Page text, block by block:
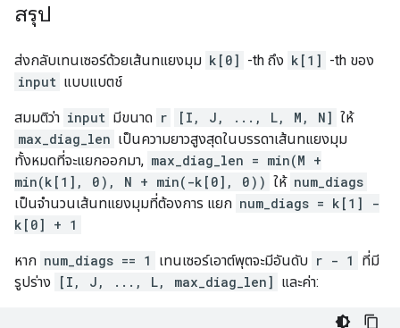
สรุป
ส่งกลับเทนเซอร์ด้วยเส้นทแยงมุม k[0] -th ถึง k[1] -th ของ
input แบบแบตช์
สมมติว่า input มีขนาด r [I, J, ..., L, M, N] ให้
max_diag_len เป็นความยาวสูงสุดในบรรดาเส้นทแยงมุม
ทั้งหมดที่จะแยกออกมา, max_diag_len = min(M +
min(k[1], 0), N + min(-k[0], 0)) ให้ num_diags
เป็นจำนวนเส้นทแยงมุมที่ต้องการ แยก num_diags = k[1] -
k[0] + 1
หาก num_diags == 1 เทนเซอร์เอาต์พุตจะมีอันดับ r - 1
ที่มี
รูปร่าง
[I, J, ..., L, max_diag_len] และค่า: